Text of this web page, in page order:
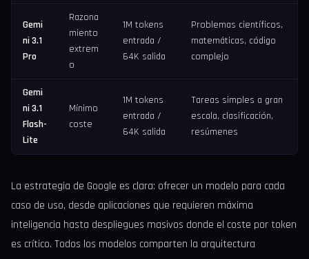
Gemi
ni 3.1
Pro
Razona
miento
extrem
o
1M tokens
entrada /
64K salida
Problemas científicos,
matemáticas, código
complejo
Gemi
ni 3.1
Flash-
Lite
Mínimo
coste
1M tokens
entrada /
64K salida
Tareas simples a gran
escala, clasificación,
resúmenes
La estrategia de Google es clara: ofrecer un modelo para cada
caso de uso, desde aplicaciones que requieren máxima
inteligencia hasta despliegues masivos donde el coste por token
es crítico. Todos los modelos comparten la arquitectura